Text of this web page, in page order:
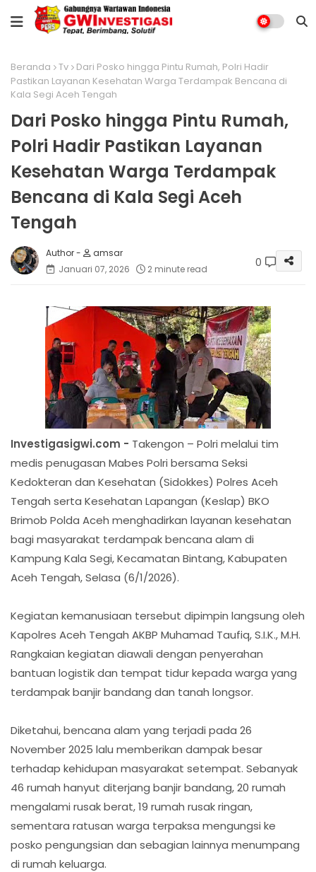
Beranda Tv
Dari Posko hingga Pintu Rumah, Polri Hadir
Pastikan Layanan Kesehatan Warga Terdampak Bencana di
Kala Segi Aceh Tengah
Dari Posko hingga Pintu Rumah,
Polri Hadir Pastikan Layanan
Kesehatan Warga Terdampak
Bencana di Kala Segi Aceh
Tengah
amsar
Januari 07, 2026
2 minute read 0
Investigasigwi.com - Takengon – Polri melalui tim
medis penugasan Mabes Polri bersama Seksi
Kedokteran dan Kesehatan (Sidokkes) Polres Aceh
Tengah serta Kesehatan Lapangan (Keslap) BKO
Brimob Polda Aceh menghadirkan layanan kesehatan
bagi masyarakat terdampak bencana alam di
Kampung Kala Segi, Kecamatan Bintang, Kabupaten
Aceh Tengah, Selasa (6/1/2026).
Kegiatan kemanusiaan tersebut dipimpin langsung oleh
Kapolres Aceh Tengah AKBP Muhamad Taufiq, S.I.K., M.H.
Rangkaian kegiatan diawali dengan penyerahan
bantuan logistik dan tempat tidur kepada warga yang
terdampak banjir bandang dan tanah longsor.
Diketahui, bencana alam yang terjadi pada 26
November 2025 lalu memberikan dampak besar
terhadap kehidupan masyarakat setempat. Sebanyak
46 rumah hanyut diterjang banjir bandang, 20 rumah
mengalami rusak berat, 19 rumah rusak ringan,
sementara ratusan warga terpaksa mengungsi ke
posko pengungsian dan sebagian lainnya menumpang
di rumah keluarga.